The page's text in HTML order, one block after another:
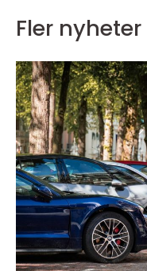
Fler nyheter